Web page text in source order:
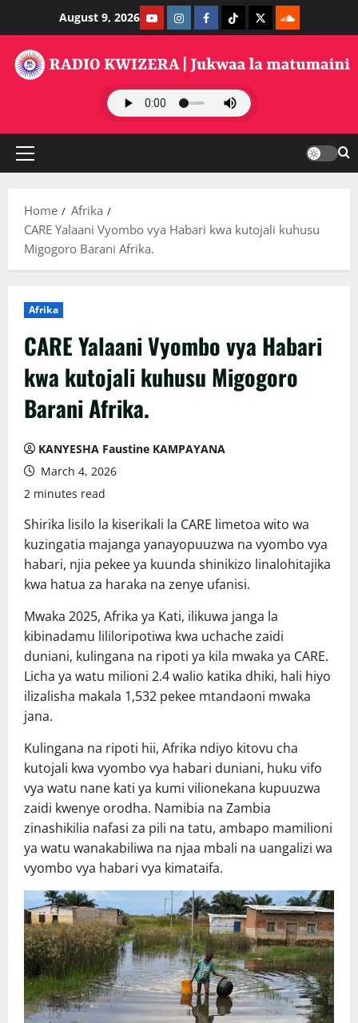
content
August 9, 2026 YoutubeInstagramFacebook
TikTokTwitterSoundClauds
Primary
Home
Afrika
CARE Yalaani Vyombo vya Habari kwa kutojali kuhusu
Migogoro Barani Afrika.
Afrika
CARE Yalaani Vyombo vya Habari
kwa kutojali kuhusu Migogoro
Barani Afrika.
KANYESHA Faustine KAMPAYANA
March 4, 2026
2 minutes read
Shirika lisilo la kiserikali la CARE limetoa wito wa
kuzingatia majanga yanayopuuzwa na vyombo vya
habari, njia pekee ya kuunda shinikizo linalohitajika
kwa hatua za haraka na zenye ufanisi.
Mwaka 2025, Afrika ya Kati, ilikuwa janga la
kibinadamu lililoripotiwa kwa uchache zaidi
duniani, kulingana na ripoti ya kila mwaka ya CARE.
Licha ya watu milioni 2.4 walio katika dhiki, hali hiyo
ilizalisha makala 1,532 pekee mtandaoni mwaka
jana.
Kulingana na ripoti hii, Afrika ndiyo kitovu cha
kutojali kwa vyombo vya habari duniani, huku vifo
vya watu nane kati ya kumi vilionekana kupuuzwa
zaidi kwenye orodha. Namibia na Zambia
zinashikilia nafasi za pili na tatu, ambapo mamilioni
ya watu wanakabiliwa na njaa mbali na uangalizi wa
vyombo vya habari vya kimataifa.